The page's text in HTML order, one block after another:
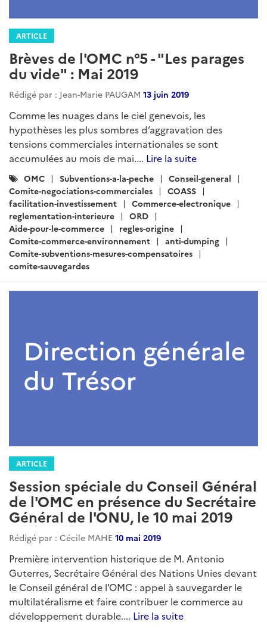
ARTICLE
Brèves de l'OMC n°5 - "Les parages
du vide" : Mai 2019
Rédigé par : Jean-Marie PAUGAM 13 juin 2019
Comme les nuages dans le ciel genevois, les
hypothèses les plus sombres d’aggravation des
tensions commerciales internationales se sont
accumulées au mois de mai.... Lire la suite
Catégories
:
OMC Subventions-a-la-peche
Conseil-general
Comite-negociations-commerciales
COASS
facilitation-investissement
Commerce-electronique
reglementation-interieure
ORD
Aide-pour-le-commerce
regles-origine
Comite-commerce-environnement
anti-dumping
Comite-subventions-mesures-compensatoires
comite-sauvegardes
ARTICLE
Session spéciale du Conseil Général
de l'OMC en présence du Secrétaire
Général de l'ONU, le 10 mai 2019
Rédigé par : Cécile MAHE 10 mai 2019
Première intervention historique de M. Antonio
Guterres, Secrétaire Général des Nations Unies devant
le Conseil général de l'OMC : appel à sauvegarder le
multilatéralisme et faire contribuer le commerce au
développement durable.... Lire la suite